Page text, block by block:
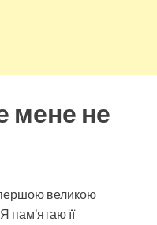
мене не
великою
пам’ятаю її